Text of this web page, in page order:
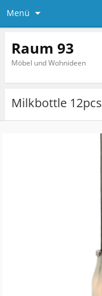
Menü
Raum 93
Möbel und Wohnideen
Milkbottle 12pcs